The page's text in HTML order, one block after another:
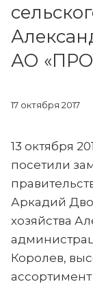
АО
17 октября 2017
13 октября
посетили
Аркадий
хозяйства
Королев,